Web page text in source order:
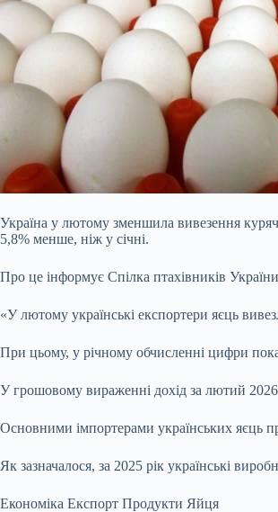
Україна у лютому зменшила вивезення
5,8% менше, ніж у січні.
Про це інформує Спілка птахівників
«У лютому українські експортери яєць
При цьому, у річному обчисленні цифри
У грошовому вираженні дохід за лютий 2026
Основними імпортерами українських яєць
Як зазначалося, за 2025 рік українські
Економіка Експорт Продукти Яйця